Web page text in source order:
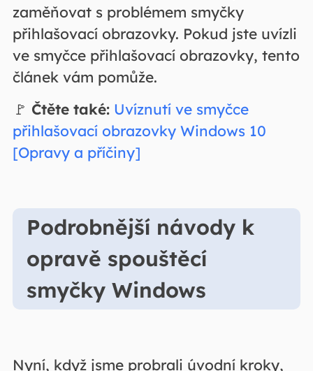
zaměňovat s problémem smyčky
přihlašovací obrazovky. Pokud jste uvízli
ve smyčce přihlašovací obrazovky, tento
článek vám pomůže.
🚩 Čtěte také: Uvíznutí ve smyčce
přihlašovací obrazovky Windows 10
[Opravy a příčiny]
Podrobnější návody k
opravě spouštěcí
smyčky Windows
Nyní, když jsme probrali úvodní kroky,